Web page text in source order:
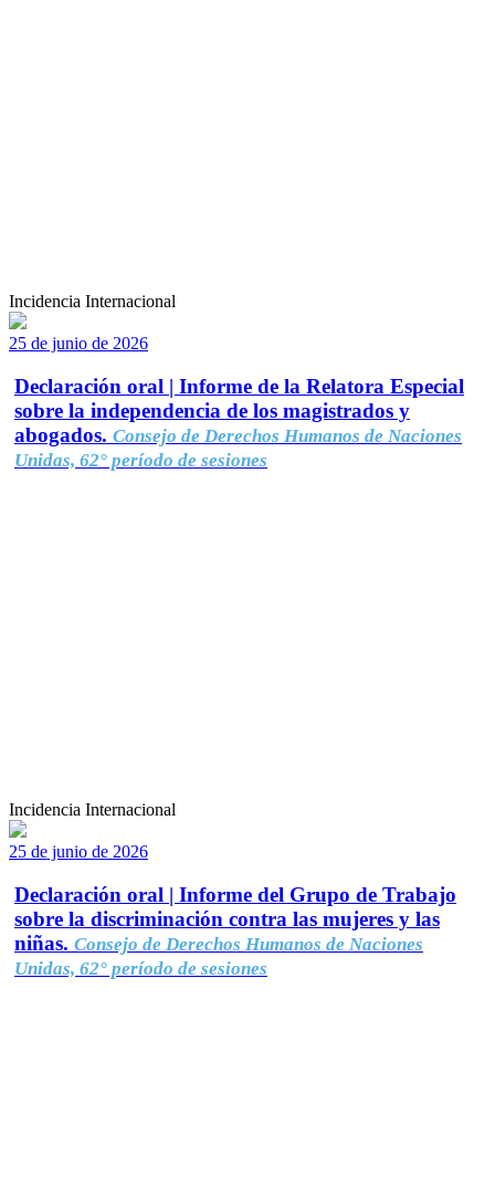
Incidencia Internacional
25 de junio de 2026
Declaración oral | Informe de la Relatora Especial
sobre la independencia de los magistrados y
abogados. Consejo de Derechos Humanos de Naciones
Unidas, 62° período de sesiones
Incidencia Internacional
25 de junio de 2026
Declaración oral | Informe del Grupo de Trabajo
sobre la discriminación contra las mujeres y las
niñas. Consejo de Derechos Humanos de Naciones
Unidas, 62° período de sesiones